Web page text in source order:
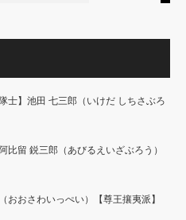
士】池田 七三郎（いけだ しちさぶろ
比留 鋭三郎（あびるえいざぶろう）
おおさわいっぺい）【尊王攘夷派】